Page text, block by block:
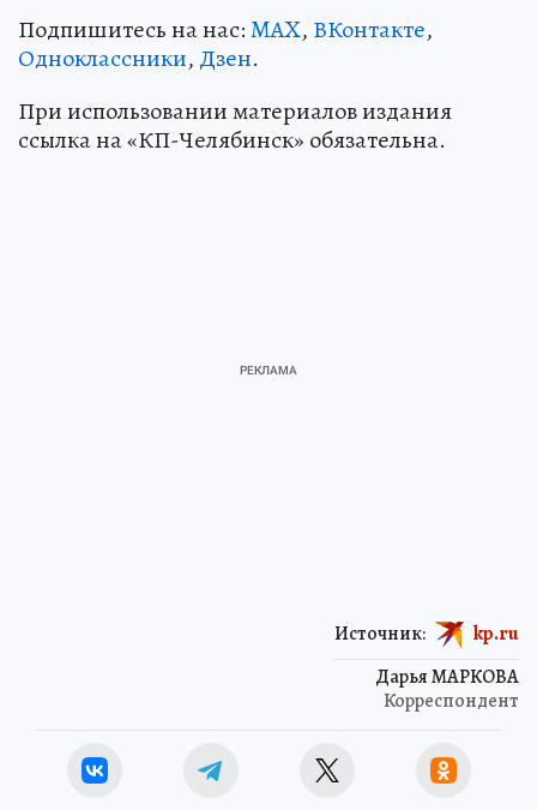
Подпишитесь на нас:MAX, ВКонтакте,
Одноклассники, Дзен.
При использовании материалов издания
ссылка на «КП-Челябинск» обязательна.
Дарья МАРКОВА
Корреспондент
Источник: kp.ru